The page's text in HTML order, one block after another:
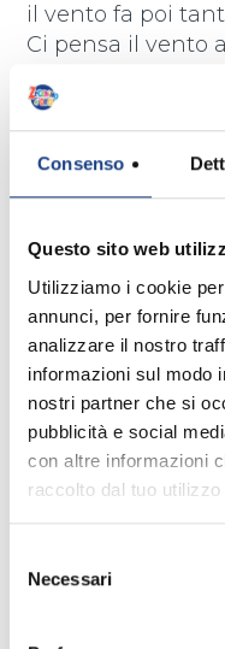
Consenso
Questo sito web
Utilizziamo i cookie
annunci, per fornire
analizzare il nostro
informazioni sul modo
nostri partner che si
pubblicità e social
con altre informazioni
raccolto dal tuo
delNecessari
il vento fa poi
Ci pensa il vento
A sfogliare le
libro,
trasportare le
Ci pensa il vento
Sollevare le onde
e le nubi più
scappare.
Ci pensa il vento
stesi al sole
A sfogliare le
libro,
trasportare le
Ci pensa il vento
e le nubi più